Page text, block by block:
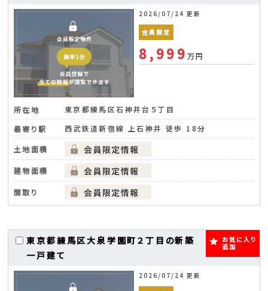
2026/07/24 更新
会員限定
8,999万円
所在地
東京都練馬区石神井台５丁目
最寄り駅
西武鉄道新宿線 上石神井 徒歩 18分
土地面積
建物面積
間取り
東京都練馬区大泉学園町２丁目の新築
一戸建て
お気に入り
追加
2026/07/24 更新